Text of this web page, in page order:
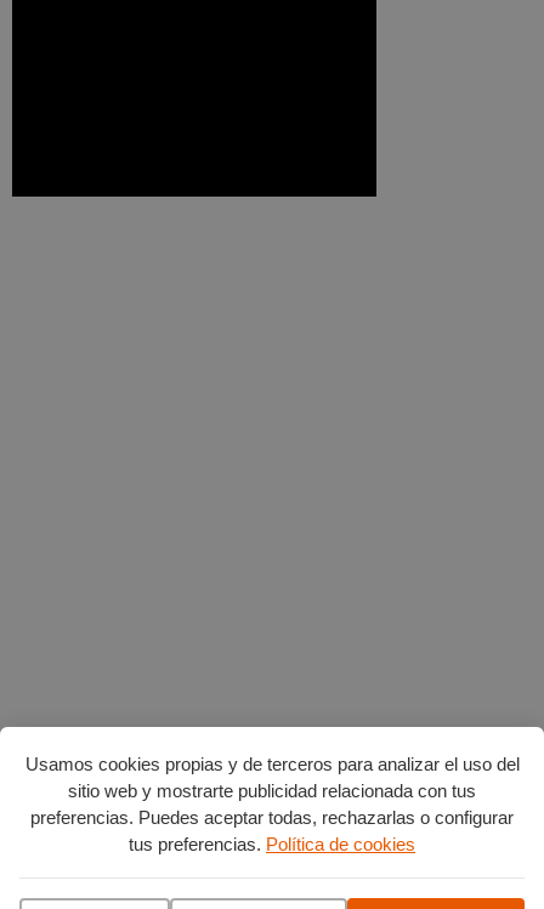
Usamos cookies propias y de terceros para analizar el uso del
sitio web y mostrarte publicidad relacionada con tus
preferencias. Puedes aceptar todas, rechazarlas o configurar
tus preferencias. Política de cookies
AGENDA POR CATEGORÍAS